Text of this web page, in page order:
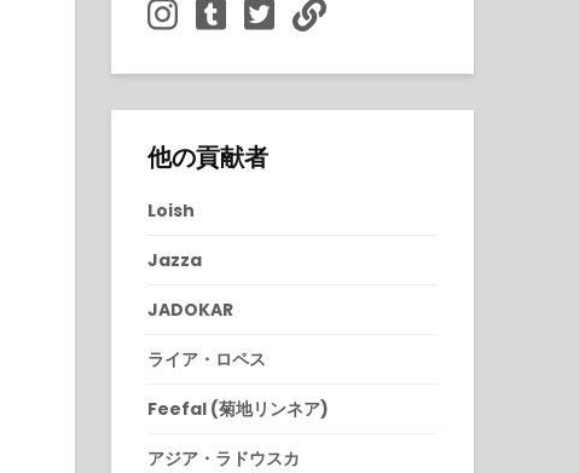
他の貢献者
Loish
Jazza
JADOKAR
ライア・ロペス
Feefal (菊地リンネア)
アジア・ラドウスカ